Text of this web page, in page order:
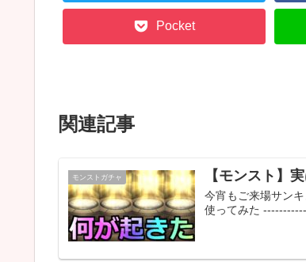
Pocket
関連記事
モンストガチャ 【モンスト】
今宵もご来場サ
使ってみた